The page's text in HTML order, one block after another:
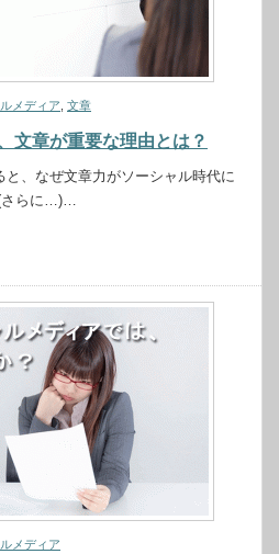
メディア 文章
文章が重要な理由とは？
、なぜ文章力がソーシャル時代に
(さらに…)…
メディア